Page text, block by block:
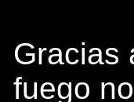
Gracias
fuego